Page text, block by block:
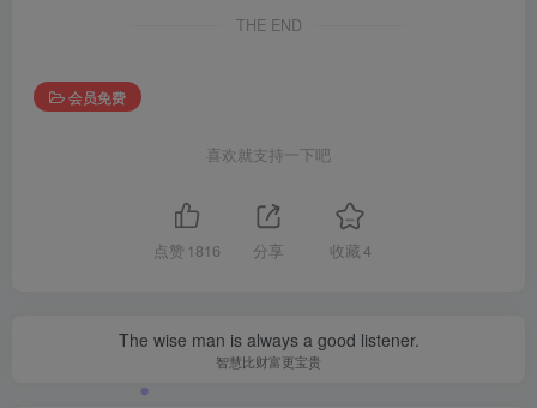
THE END
会员免费
喜欢就支持一下吧
点赞 1816 分享 收藏4
The wise man is always a good listener.
智慧比财富更宝贵